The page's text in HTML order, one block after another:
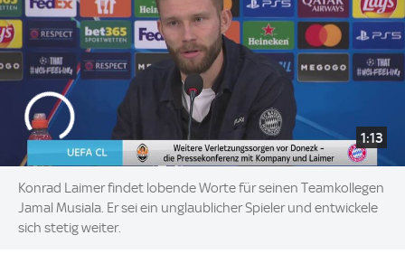
1:13
Konrad Laimer findet lobende Worte für seinen Teamkollegen
Jamal Musiala. Er sei ein unglaublicher Spieler und entwickele
sich stetig weiter.